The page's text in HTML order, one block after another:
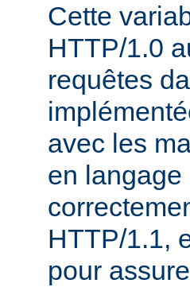
Cette
HTTP/1.0
requêtes
avec les
en
HTTP/1.1,
pour